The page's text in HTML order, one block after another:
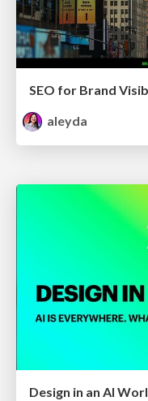
SEO for Brand
aleyda
Design in an AI